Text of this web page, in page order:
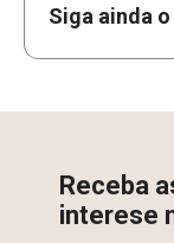
Siga ainda o
Receba
interese